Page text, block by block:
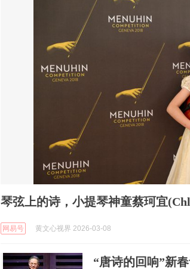
琴弦上的诗，小提琴神童蔡珂宜
网易号 黄文心视界 2026-03-08
“唐诗的回响”新